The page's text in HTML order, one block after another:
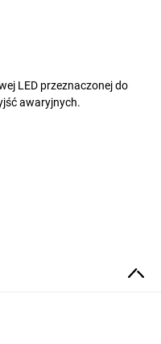
LED przeznaczonej do
awaryjnych.